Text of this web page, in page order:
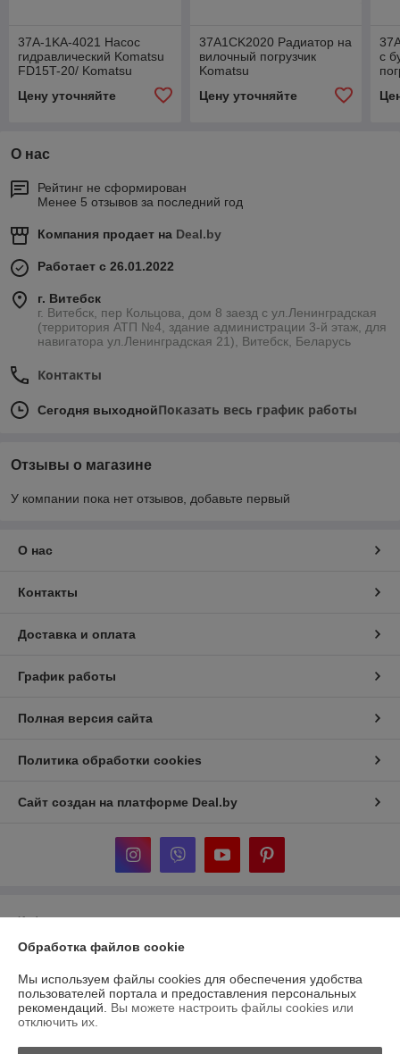
37A-1KA-4021 Насос
гидравлический Komatsu
FD15T-20/ Komatsu
Цену уточняйте
37A1CK2020 Радиатор на
вилочный погрузчик
Komatsu
Цену уточняйте
с
О нас
Рейтинг не сформирован
Менее 5 отзывов за последний год
Компания продает на Deal.by
Работает с 26.01.2022
г. Витебск
г. Витебск, пер Кольцова, дом 8 заезд с ул.Ленинградская
(территория АТП №4, здание администрации 3-й этаж, для
навигатора ул.Ленинградская 21), Витебск, Беларусь
Контакты
Сегодня выходнойПоказать весь график работы
Отзывы о магазине
У компании пока нет отзывов, добавьте первый
О нас
Контакты
Доставка и оплата
График работы
Полная версия сайта
Политика обработки cookies
Сайт создан на платформе Deal.by
Информация для покупателя
Юридическое лицо:ООО «ДельтаСток»
Регистрационный номер ЕГР: 391858596
УНП: 391858596
Регистрационный орган: Администрация ЖД района
Обработка файлов cookie
Мы используем файлы cookies для обеспечения удобства
пользователей портала и предоставления персональных
рекомендаций. Вы можете настроить файлы cookies или
отключить их.